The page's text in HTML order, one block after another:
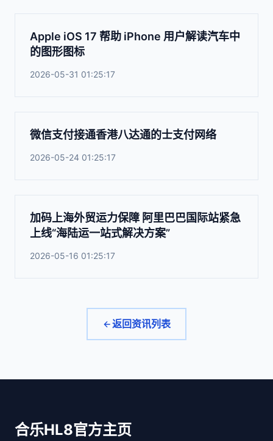
Apple iOS 17 帮助 iPhone 用户解读汽车中
的图形图标
2026-05-31 01:25:17
微信支付接通香港八达通的士支付网络
2026-05-24 01:25:17
加码上海外贸运力保障 阿里巴巴国际站紧急
上线“海陆运一站式解决方案”
2026-05-16 01:25:17
返回资讯列表
合乐HL8官方主页